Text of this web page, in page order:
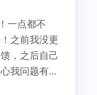
一点都不
之前我没更
，之后自己
我问题有没